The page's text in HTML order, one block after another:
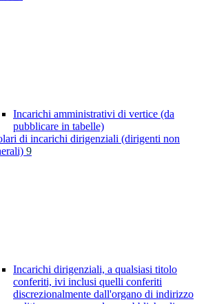
Incarichi amministrativi di vertice (da
pubblicare in tabelle)
di incarichi dirigenziali (dirigenti non
9
Incarichi dirigenziali, a qualsiasi titolo
conferiti, ivi inclusi quelli conferiti
discrezionalmente dall'organo di indirizzo